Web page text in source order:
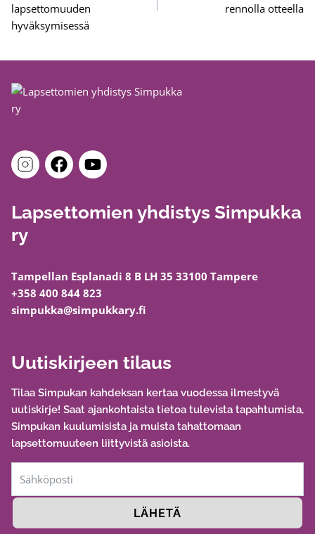
lapsettomuuden
hyväksymisessä
rennolla otteella
Lapsettomien yhdistys Simpukka
ry
Tampellan Esplanadi 8 B LH 35 33100 Tampere
+358 400 844 823
simpukka@simpukkary.fi
Uutiskirjeen tilaus
Tilaa Simpukan kahdeksan kertaa vuodessa ilmestyvä
uutiskirje! Saat ajankohtaista tietoa tulevista tapahtumista,
Simpukan kuulumisista ja muista tahattomaan
lapsettomuuteen liittyvistä asioista.
LÄHETÄ